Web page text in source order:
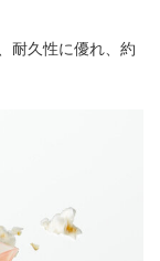
耐久性に優れ、約